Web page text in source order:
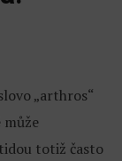
„arthros“
totiž často